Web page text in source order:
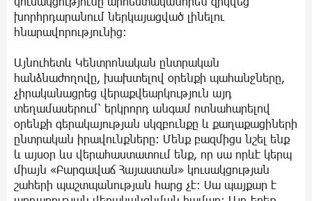
խորհրդարանում ներկայացված լինելու
հնարավորությունից։
Այնուհետև Կենտրոնական ընտրական
հանձնաժողովը, խախտելով օրենքի պահանջները,
չիրականացրեց վերաքվեարկություն այդ
տեղամասերում՝ երկրորդ անգամ ոտնահարելով
օրենքի գերակայության սկզբունքը և քաղաքացիների
ընտրական իրավունքները։ Մենք բազմիցս նշել ենք
և այսօր ևս վերահաստատում ենք, որ սա որևէ կերպ
միայն «Բարգավաճ Հայաստան» կուսակցության
շահերի պաշտպանության հարց չէ։ Սա պայքար է